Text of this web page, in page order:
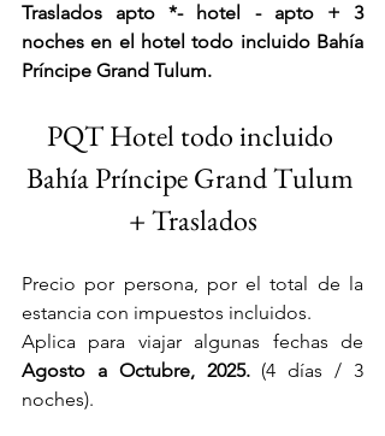
Traslados apto *- hotel - apto + 3
noches en el hotel todo incluido Bahía
Príncipe Grand Tulum.
PQT Hotel todo incluido
Bahía Príncipe Grand Tulum
+ Traslados
Precio por persona, por el total de la
estancia con impuestos incluidos.
Aplica para viajar algunas fechas de
Agosto a Octubre, 2025. (4 días / 3
noches).